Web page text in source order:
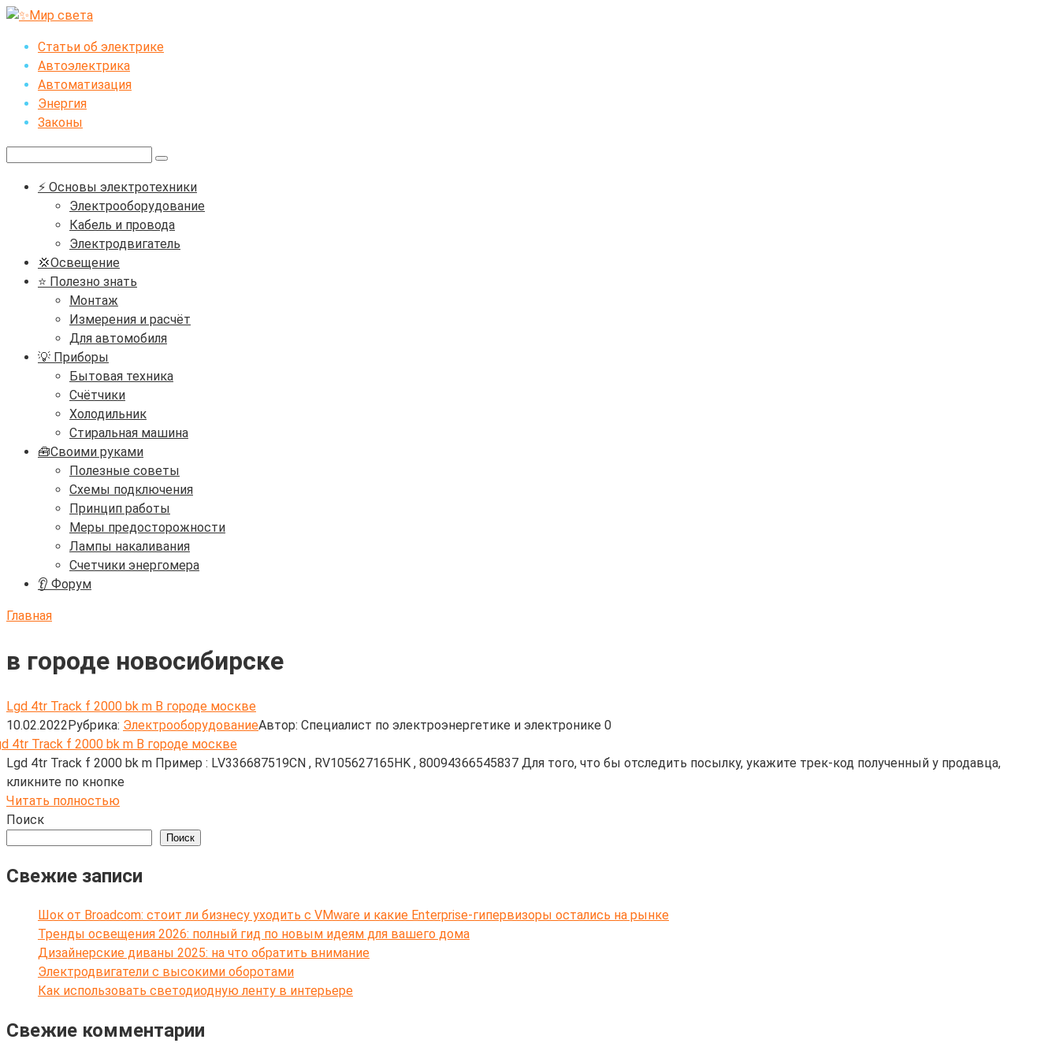
Перейти
контентуСтатьи об электрике
Автоэлектрика
Автоматизация
Энергия
Законы
⚡ Основы электротехники
Электрооборудование
Кабель и провода
Электродвигатель
💢Освещение
⭐ Полезно знать
Монтаж
Измерения и расчёт
Для автомобиля
💡 Приборы
Бытовая техника
Счётчики
Холодильник
Стиральная машина
🧰Своими руками
Полезные советы
Схемы подключения
Принцип работы
Меры предосторожности
Лампы накаливания
Счетчики энергомера
👂 Форум
Главная
в городе новосибирске
Lgd 4tr Track f 2000 bk m В городе москве
10.02.2022Рубрика: ЭлектрооборудованиеАвтор: Cпециалист по электроэнергетике и электронике 0
Lgd 4tr Track f 2000 bk m Пример : LV336687519CN , RV105627165HK , 80094366545837 Для того, что бы отследить посылку, укажите трек-код полученный у продавца,
кликните по кнопке
Читать полностью
Поиск
Поиск
Свежие записи
Шок от Broadcom: стоит ли бизнесу уходить с VMware и какие Enterprise-гипервизоры остались на рынке
Тренды освещения 2026: полный гид по новым идеям для вашего дома
Дизайнерские диваны 2025: на что обратить внимание
Электродвигатели с высокими оборотами
Как использовать светодиодную ленту в интерьере
Свежие комментарии